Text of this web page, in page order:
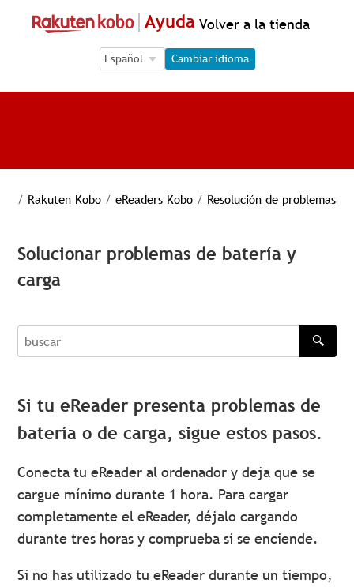
Ayuda Volver a la tienda
Language Selection
Language Selection
Cambiar idioma
/ Rakuten Kobo / eReaders Kobo / Resolución de problemas
Solucionar problemas de batería y
carga
buscar
🔍
Si tu eReader presenta problemas de
batería o de carga, sigue estos pasos.
Conecta tu eReader al ordenador y deja que se
cargue mínimo durante 1 hora. Para cargar
completamente el eReader, déjalo cargando
durante tres horas y comprueba si se enciende.
Si no has utilizado tu eReader durante un tiempo,